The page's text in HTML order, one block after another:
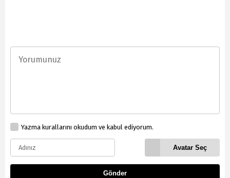
Yazma kurallarını okudum ve kabul ediyorum.
Avatar Seç
Gönder